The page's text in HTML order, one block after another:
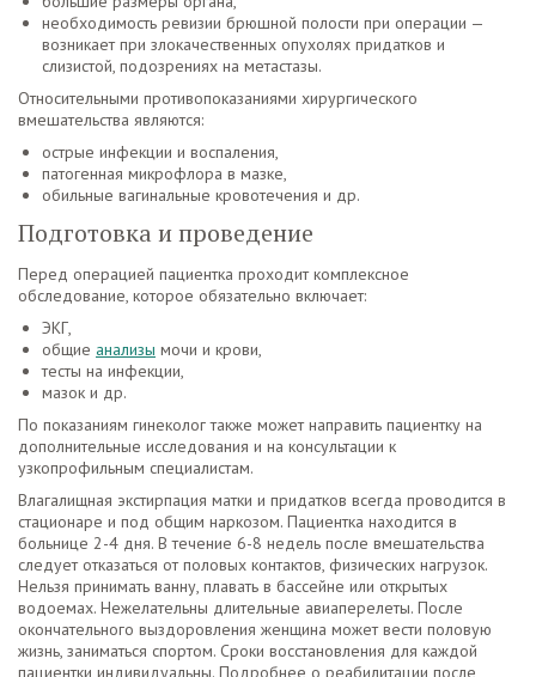
необходимость ревизии брюшной полости при операции —
возникает при злокачественных опухолях придатков и
слизистой, подозрениях на метастазы.
Относительными противопоказаниями хирургического
вмешательства являются:
острые инфекции и воспаления,
патогенная микрофлора в мазке,
обильные вагинальные кровотечения и др.
Подготовка и проведение
Перед операцией пациентка проходит комплексное
обследование, которое обязательно включает:
ЭКГ,
общие анализы мочи и крови,
тесты на инфекции,
мазок и др.
По показаниям гинеколог также может направить пациентку на
дополнительные исследования и на консультации к
узкопрофильным специалистам.
Влагалищная экстирпация матки и придатков всегда проводится в
стационаре и под общим наркозом. Пациентка находится в
больнице 2-4 дня. В течение 6-8 недель после вмешательства
следует отказаться от половых контактов, физических нагрузок.
Нельзя принимать ванну, плавать в бассейне или открытых
водоемах. Нежелательны длительные авиаперелеты. После
окончательного выздоровления женщина может вести половую
жизнь, заниматься спортом. Сроки восстановления для каждой
пациентки индивидуальны. Подробнее о реабилитации после